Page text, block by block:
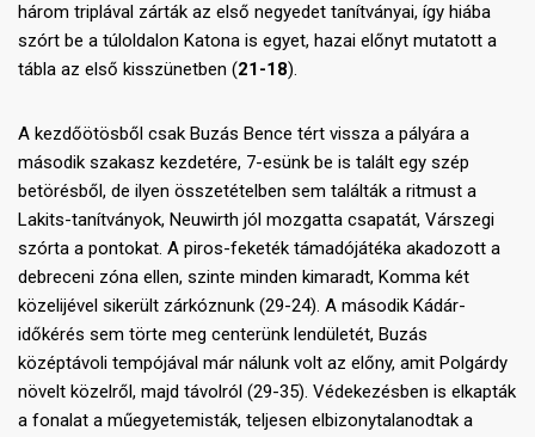
három triplával zárták az első negyedet tanítványai, így hiába
szórt be a túloldalon Katona is egyet, hazai előnyt mutatott a
tábla az első kisszünetben (21-18).
A kezdőötösből csak Buzás Bence tért vissza a pályára a
második szakasz kezdetére, 7-esünk be is talált egy szép
betörésből, de ilyen összetételben sem találták a ritmust a
Lakits-tanítványok, Neuwirth jól mozgatta csapatát, Várszegi
szórta a pontokat. A piros-feketék támadójátéka akadozott a
debreceni zóna ellen, szinte minden kimaradt, Komma két
közelijével sikerült zárkóznunk (29-24). A második Kádár-
időkérés sem törte meg centerünk lendületét, Buzás
középtávoli tempójával már nálunk volt az előny, amit Polgárdy
növelt közelről, majd távolról (29-35). Védekezésben is elkapták
a fonalat a műegyetemisták, teljesen elbizonytalanodtak a